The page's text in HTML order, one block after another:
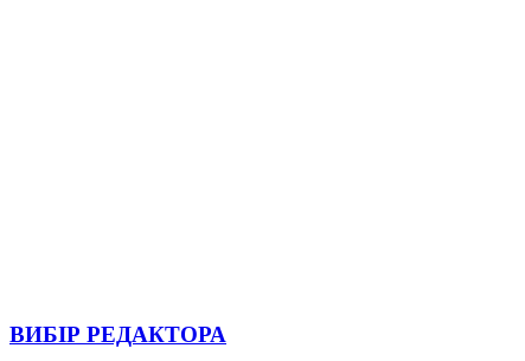
ВИБІР РЕДАКТОРА